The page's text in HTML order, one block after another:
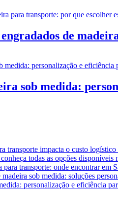
de
sob medida:
transporte impacta o custo logístico
todas as opções disponíveis
para transporte: onde encontrar em
sob medida: soluções
personalização e eficiência